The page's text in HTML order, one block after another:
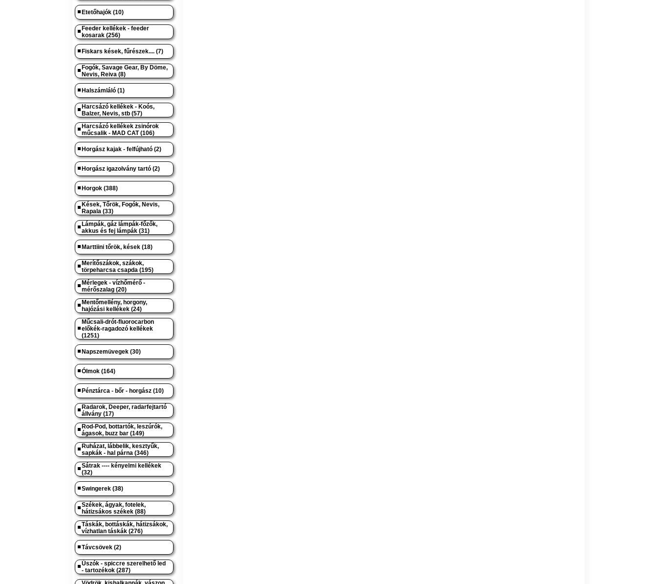
Etetőhajók (10)
Feeder kellékek - feeder
kosarak (256)
Fiskars kések, fűrészek.... (7)
Fogók, Savage Gear, By Döme,
Nevis, Reiva (8)
Halszámláló (1)
Harcsázó kellékek - Koós,
Balzer, Nevis, stb (57)
Harcsázó kellékek zsinórok
műcsalik - MAD CAT (106)
Horgász kajak - felfújható (2)
Horgász igazolvány tartó (2)
Horgok (388)
Kések, Tőrök, Fogók, Nevis,
Rapala (33)
Lámpák, gáz lámpák-főzők,
akkus és fej lámpák (31)
Marttiini tőrök, kések (18)
Merítőszákok, szákok,
törpeharcsa csapda (195)
Mérlegek - vízhőmérő -
mérőszalag (20)
Mentőmellény, horgony,
hajózási kellékek (24)
Műcsali-drót-fluorocarbon
előkék-ragadozó kellékek
(1251)
Napszemüvegek (30)
Ólmok (164)
Pénztárca - bőr - horgász (10)
Radarok, Deeper, radarfejtartó
állvány (17)
Rod-Pod, bottartók, leszúrók,
ágasok, buzz bar (149)
Ruházat, lábbelik, kesztyűk,
sapkák - hal párna (346)
Sátrak ---- kényelmi kellékek
(32)
Swingerek (38)
Székek, ágyak, fotelek,
hátizsákos székek (88)
Táskák, bottáskák, hátizsákok,
vízhatlan táskák (276)
Távcsövek (2)
Úszók - spiccre szerelhető led
- tartozékok (287)